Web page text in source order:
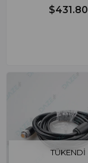
$431.80
TÜKENDI